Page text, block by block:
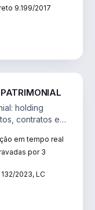
9.199/2017
holding
contratos e
em tempo real
por 3
2023, LC